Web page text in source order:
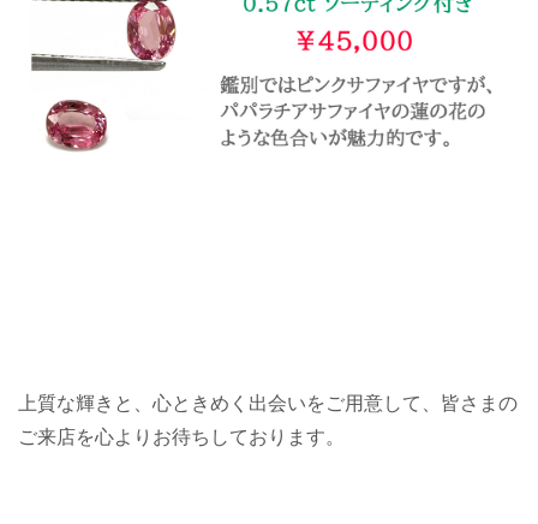
上質な輝きと、心ときめく出会いをご用意して、皆さまの
ご来店を心よりお待ちしております。